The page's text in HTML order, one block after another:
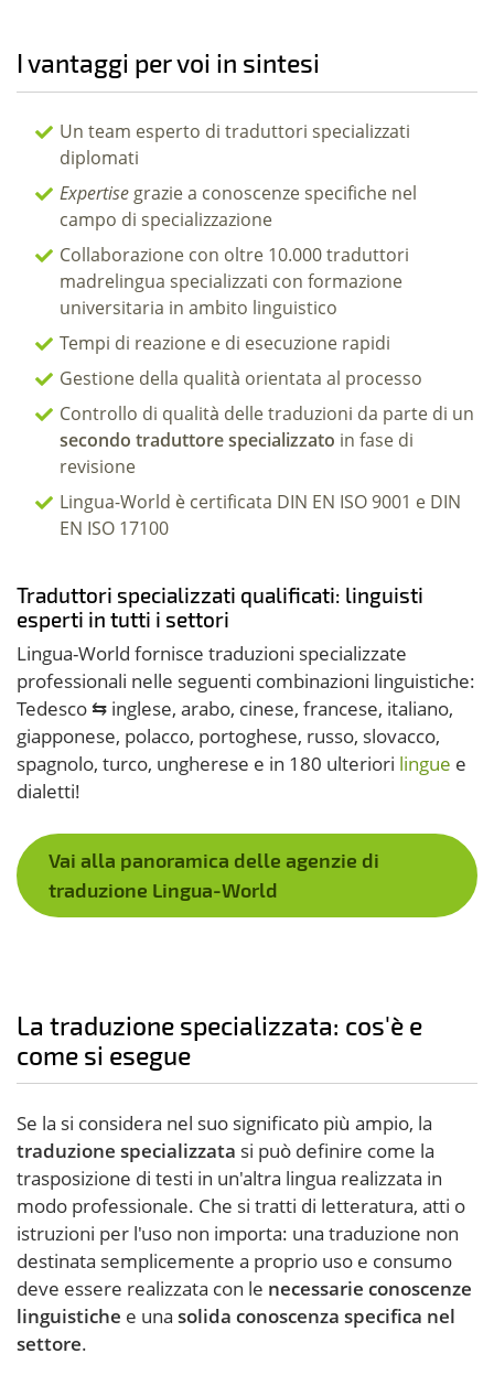
I vantaggi per voi in sintesi
Un team esperto di traduttori specializzati
diplomati
Expertise grazie a conoscenze specifiche nel
campo di specializzazione
Collaborazione con oltre 10.000 traduttori
madrelingua specializzati con formazione
universitaria in ambito linguistico
Tempi di reazione e di esecuzione rapidi
Gestione della qualità orientata al processo
Controllo di qualità delle traduzioni da parte di un
secondo traduttore specializzato in fase di
revisione
Lingua-World è certificata DIN EN ISO 9001 e DIN
EN ISO 17100
Traduttori specializzati qualificati: linguisti
esperti in tutti i settori
Lingua-World fornisce traduzioni specializzate
professionali nelle seguenti combinazioni linguistiche:
Tedesco ⇆ inglese, arabo, cinese, francese, italiano,
giapponese, polacco, portoghese, russo, slovacco,
spagnolo, turco, ungherese e in 180 ulteriori lingue e
dialetti!
Vai alla panoramica delle agenzie di
traduzione Lingua-World
La traduzione specializzata: cos'è e
come si esegue
Se la si considera nel suo significato più ampio, la
traduzione specializzata si può definire come la
trasposizione di testi in un'altra lingua realizzata in
modo professionale. Che si tratti di letteratura, atti o
istruzioni per l'uso non importa: una traduzione non
destinata semplicemente a proprio uso e consumo
deve essere realizzata con le necessarie conoscenze
linguistiche e una solida conoscenza specifica nel
settore.